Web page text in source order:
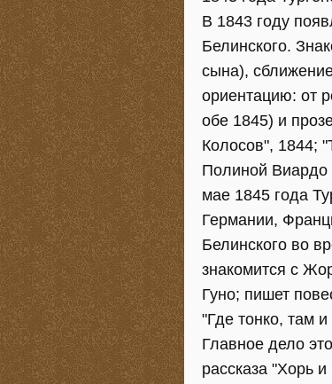
В 1843 году
Белинского.
сына),
ориентацию: от
обе 1845) и
Колосов", 1844;
Полиной Виардо
мае 1845 года
Германии,
Белинского во
знакомится с
Гуно; пишет
"Где тонко, там
Главное дело
рассказа "Хорь